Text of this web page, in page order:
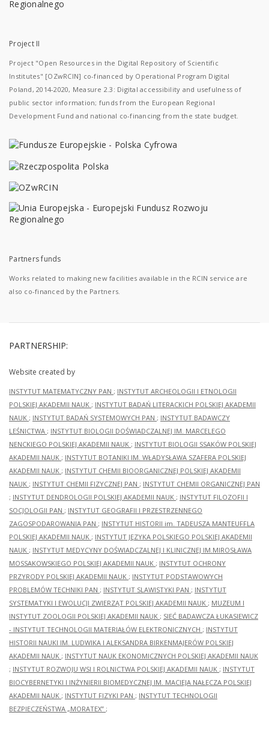
Project II
Project "Open Resources in the Digital Repository of Scientific
Institutes" [OZwRCIN] co-financed by Operational Program Digital
Poland, 2014-2020, Measure 2.3: Digital accessibility and usefulness of
public sector information; funds from the European Regional
Development Fund and national co-financing from the state budget.
Partners funds
Works related to making new facilities available in the RCIN service are
also co-financed by the Partners.
PARTNERSHIP:
Website created by
INSTYTUT MATEMATYCZNY PAN ; INSTYTUT ARCHEOLOGII I ETNOLOGII
POLSKIEJ AKADEMII NAUK ; INSTYTUT BADAŃ LITERACKICH POLSKIEJ AKADEMII
NAUK ; INSTYTUT BADAŃ SYSTEMOWYCH PAN ; INSTYTUT BADAWCZY
LEŚNICTWA ; INSTYTUT BIOLOGII DOŚWIADCZALNEJ IM. MARCELEGO
NENCKIEGO POLSKIEJ AKADEMII NAUK ; INSTYTUT BIOLOGII SSAKÓW POLSKIEJ
AKADEMII NAUK ; INSTYTUT BOTANIKI IM. WŁADYSŁAWA SZAFERA POLSKIEJ
AKADEMII NAUK ; INSTYTUT CHEMII BIOORGANICZNEJ POLSKIEJ AKADEMII
NAUK ; INSTYTUT CHEMII FIZYCZNEJ PAN ; INSTYTUT CHEMII ORGANICZNEJ PAN
; INSTYTUT DENDROLOGII POLSKIEJ AKADEMII NAUK ; INSTYTUT FILOZOFII I
SOCJOLOGII PAN ; INSTYTUT GEOGRAFII I PRZESTRZENNEGO
ZAGOSPODAROWANIA PAN ; INSTYTUT HISTORII im. TADEUSZA MANTEUFFLA
POLSKIEJ AKADEMII NAUK ; INSTYTUT JĘZYKA POLSKIEGO POLSKIEJ AKADEMII
NAUK ; INSTYTUT MEDYCYNY DOŚWIADCZALNEJ I KLINICZNEJ IM.MIROSŁAWA
MOSSAKOWSKIEGO POLSKIEJ AKADEMII NAUK ; INSTYTUT OCHRONY
PRZYRODY POLSKIEJ AKADEMII NAUK ; INSTYTUT PODSTAWOWYCH
PROBLEMÓW TECHNIKI PAN ; INSTYTUT SLAWISTYKI PAN ; INSTYTUT
SYSTEMATYKI I EWOLUCJI ZWIERZĄT POLSKIEJ AKADEMII NAUK ; MUZEUM I
INSTYTUT ZOOLOGII POLSKIEJ AKADEMII NAUK ; SIEĆ BADAWCZA ŁUKASIEWICZ
- INSTYTUT TECHNOLOGII MATERIAŁÓW ELEKTRONICZNYCH ; INSTYTUT
HISTORII NAUKI IM. LUDWIKA I ALEKSANDRA BIRKENMAJERÓW POLSKIEJ
AKADEMII NAUK ; INSTYTUT NAUK EKONOMICZNYCH POLSKIEJ AKADEMII NAUK
; INSTYTUT ROZWOJU WSI I ROLNICTWA POLSKIEJ AKADEMII NAUK ; INSTYTUT
BIOCYBERNETYKI I INŻYNIERII BIOMEDYCZNEJ IM. MACIEJA NAŁĘCZA POLSKIEJ
AKADEMII NAUK ; INSTYTUT FIZYKI PAN ; INSTYTUT TECHNOLOGII
BEZPIECZEŃSTWA „MORATEX” ;